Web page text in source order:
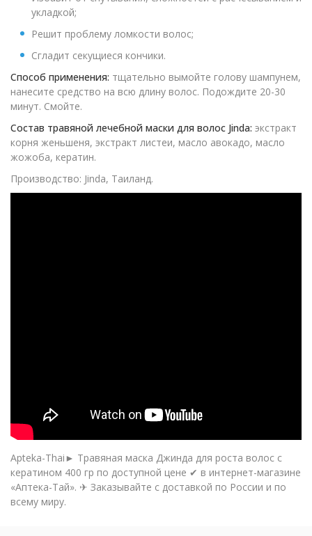
укладкой;
Решит проблему ломкости волос;
Сгладит секущиеся кончики.
Способ применения: тщательно вымойте голову шампунем,
нанесите средство на всю длину волос. Подождите 20-30
минут. Смойте.
Состав травяной лечебной маски для волос Jinda: экстракт
корня женьшеня, экстракт листеи, масло авокадо, масло
жожоба, кератин.
Производство: Jinda, Таиланд.
Apteka-Thai► Травяная маска Джинда для роста волос с
кератином 400 гр по доступной цене ✔ в интернет-магазине
«Аптека-Тай». ✈ Заказывайте с доставкой по России и по
всему миру.